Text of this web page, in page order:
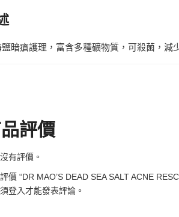
暗瘡護理，富含多種礦物質，可殺菌，減
評價
有評價。
價 “DR MAO’S DEAD SEA SALT ACNE
登入 才能發表評論。